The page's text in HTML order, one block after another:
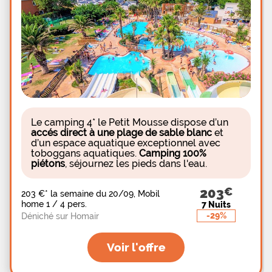
glaces et boissons diverses ainsi qu'un dépôt de
pain frais en matinée. A partir de ce camping
familial fleurant bon la tranquillité, visitez la
charmante cité de Florac à proximité, considérée
comme le siège du Parc national des Cévennes,
grimpez dans le fameux train à vapeur parcourant
les paysages cévenoles alentour et partez à la
découverte des charmes des gorges du Tarn à
travers ses marchés locaux et ses villages
Le camping 4* le Petit Mousse dispose d’un
accés direct à une plage de sable blanc et
d’un espace aquatique exceptionnel avec
toboggans aquatiques. Camping 100%
piétons, séjournez les pieds dans l'eau.
203 €* la semaine du 20/09, Mobil
home 1 / 4 pers.
Déniché sur Homair
203
7 Nuits
-29%
Voir l'offre